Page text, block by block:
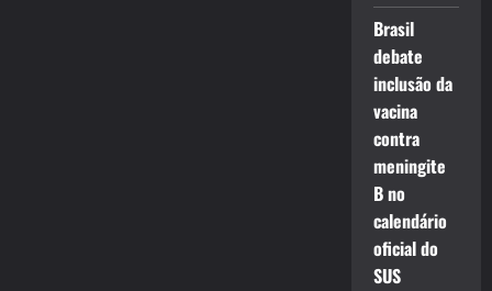
Brasil
debate
inclusão da
vacina
contra
meningite
B no
calendário
oficial do
SUS